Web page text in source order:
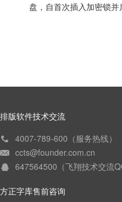
盘，自首次插入加密锁
排版软件技术交流
4007-789-600（服务热线）
ccts@founder.com.cn
647564500（飞翔技术交流
方正字库售前咨询